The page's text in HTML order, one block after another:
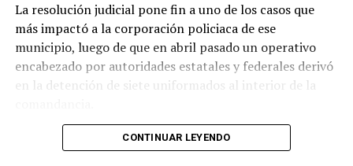
parte de las investigaciones para determinar la
mecánica del accidente y establecer si existió
responsabilidad por parte de alguno de los conductores.
Las autoridades exhortaron a los automovilistas y
límites de velocidad y aumentar la distancia de
seguridad entre vehículos, especialmente durante la
La resolución judicial pone fin a uno de los casos que
más impactó a la corporación policiaca de ese
municipio, luego de que en abril pasado un operativo
encabezado por autoridades estatales y federales derivó
en la detención de siete uniformados al interior de la
La intervención se realizó el 10 de abril mediante un
CONTINUAR LEYENDO